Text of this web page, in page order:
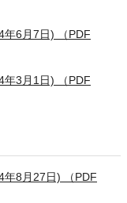
年6月7日) （PDF
年3月1日) （PDF
年8月27日) （PDF